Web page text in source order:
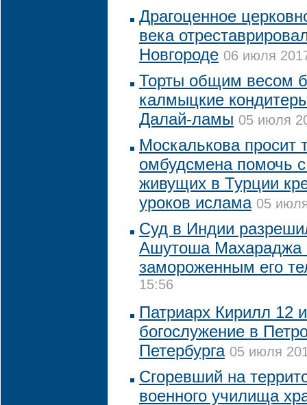
Драгоценное
века
Новгороде 06 июля
Торты общим весом
калмыцкие
Далай-ламы 05 июля
Москалькова просит
омбудсмена помочь
живущих в Турции
уроков ислама 05
Суд в Индии
Ашутоша Махараджа
замороженным его
15:56
Патриарх Кирилл 12
богослужение в
Петербурга 05 июля
Сгоревший на
военного училища